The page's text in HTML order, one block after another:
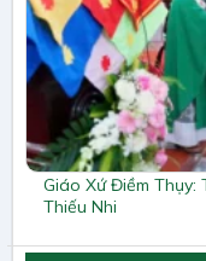
Giáo Xứ Điềm Thụy:
Thiếu Nhi